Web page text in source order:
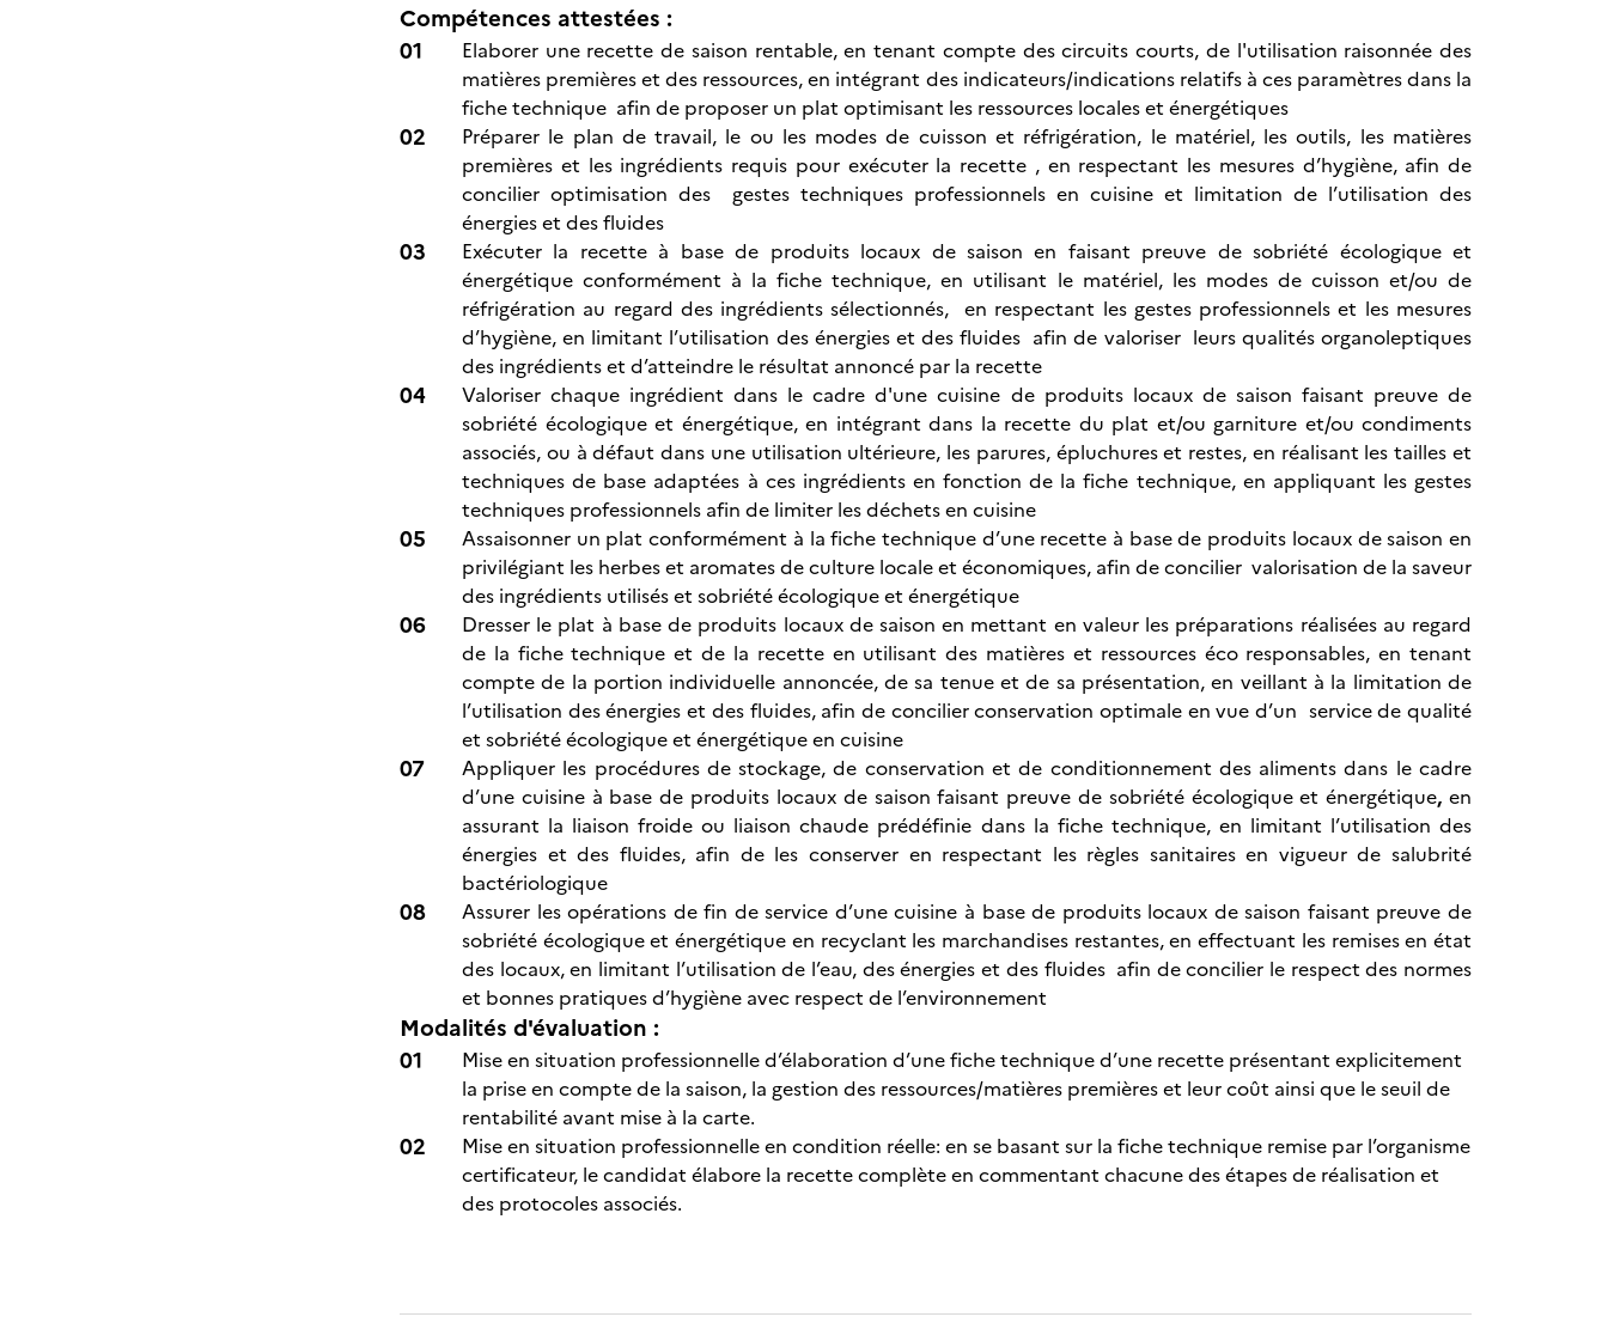
Compétences attestées :
Elaborer une recette de saison rentable, en tenant compte des circuits courts, de l'utilisation raisonnée des
matières premières et des ressources, en intégrant des indicateurs/indications relatifs à ces paramètres dans la
fiche technique afin de proposer un plat optimisant les ressources locales et énergétiques
Préparer le plan de travail, le ou les modes de cuisson et réfrigération, le matériel, les outils, les matières
premières et les ingrédients requis pour exécuter la recette , en respectant les mesures d’hygiène, afin de
concilier optimisation des gestes techniques professionnels en cuisine et limitation de l’utilisation des
énergies et des fluides
Exécuter la recette à base de produits locaux de saison en faisant preuve de sobriété écologique et
énergétique conformément à la fiche technique, en utilisant le matériel, les modes de cuisson et/ou de
réfrigération au regard des ingrédients sélectionnés, en respectant les gestes professionnels et les mesures
d’hygiène, en limitant l’utilisation des énergies et des fluides afin de valoriser leurs qualités organoleptiques
des ingrédients et d’atteindre le résultat annoncé par la recette
Valoriser chaque ingrédient dans le cadre d'une cuisine de produits locaux de saison faisant preuve de
sobriété écologique et énergétique, en intégrant dans la recette du plat et/ou garniture et/ou condiments
associés, ou à défaut dans une utilisation ultérieure, les parures, épluchures et restes, en réalisant les tailles et
techniques de base adaptées à ces ingrédients en fonction de la fiche technique, en appliquant les gestes
techniques professionnels afin de limiter les déchets en cuisine
Assaisonner un plat conformément à la fiche technique d’une recette à base de produits locaux de saison en
privilégiant les herbes et aromates de culture locale et économiques, afin de concilier valorisation de la saveur
des ingrédients utilisés et sobriété écologique et énergétique
Dresser le plat à base de produits locaux de saison en mettant en valeur les préparations réalisées au regard
de la fiche technique et de la recette en utilisant des matières et ressources éco responsables, en tenant
compte de la portion individuelle annoncée, de sa tenue et de sa présentation, en veillant à la limitation de
l’utilisation des énergies et des fluides, afin de concilier conservation optimale en vue d’un service de qualité
et sobriété écologique et énergétique en cuisine
Appliquer les procédures de stockage, de conservation et de conditionnement des aliments dans le cadre
d’une cuisine à base de produits locaux de saison faisant preuve de sobriété écologique et énergétique, en
assurant la liaison froide ou liaison chaude prédéfinie dans la fiche technique, en limitant l’utilisation des
énergies et des fluides, afin de les conserver en respectant les règles sanitaires en vigueur de salubrité
bactériologique
Assurer les opérations de fin de service d’une cuisine à base de produits locaux de saison faisant preuve de
sobriété écologique et énergétique en recyclant les marchandises restantes, en effectuant les remises en état
des locaux, en limitant l’utilisation de l’eau, des énergies et des fluides afin de concilier le respect des normes
et bonnes pratiques d’hygiène avec respect de l’environnement
Modalités d'évaluation :
Mise en situation professionnelle d’élaboration d’une fiche technique d’une recette présentant explicitement
la prise en compte de la saison, la gestion des ressources/matières premières et leur coût ainsi que le seuil de
rentabilité avant mise à la carte.
Mise en situation professionnelle en condition réelle: en se basant sur la fiche technique remise par l’organisme
certificateur, le candidat élabore la recette complète en commentant chacune des étapes de réalisation et
des protocoles associés.